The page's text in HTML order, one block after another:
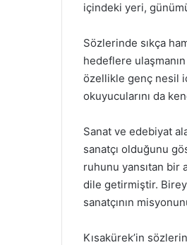
içindeki yeri,
Sözlerinde sıkça
hedeflere
özellikle genç nesil
okuyucularını da
Sanat ve edebiyat
sanatçı olduğunu
ruhunu yansıtan bir
dile getirmiştir.
sanatçının
Kısakürek’in